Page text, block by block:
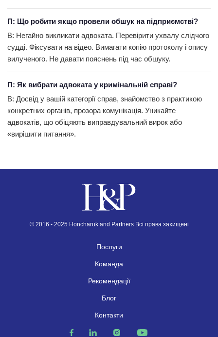
П: Що робити якщо провели обшук на підприємстві?
В: Негайно викликати адвоката. Перевірити ухвалу слідчого
судді. Фіксувати на відео. Вимагати копію протоколу і опису
вилученого. Не давати пояснень під час обшуку.
П: Як вибрати адвоката у кримінальній справі?
В: Досвід у вашій категорії справ, знайомство з практикою
конкретних органів, прозора комунікація. Уникайте
адвокатів, що обіцяють виправдувальний вирок або
«вирішити питання».
© 2016 - 2025 Honcharuk and Partners Всі права захищені
Послуги
Команда
Рекомендації
Блог
Контакти